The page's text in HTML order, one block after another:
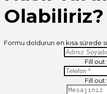
Olabiliriz?
Formu doldurun en kısa sürede
Fill out
Fill out